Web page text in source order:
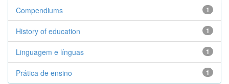
1
Compendiums
1
History of education
1
Linguagem e línguas
1
Prática de ensino